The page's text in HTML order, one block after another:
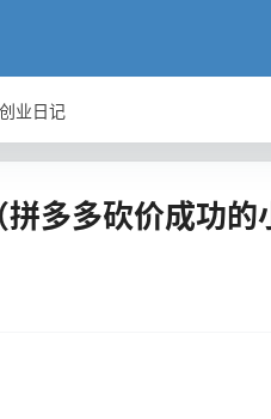
创业日记
多多砍价成功的